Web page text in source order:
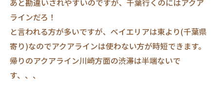
あと勘違いされやすいのですが、千葉行くのにはアクア
ラインだろ！
と言われる方が多いですが、ベイエリアは東より(千葉県
寄り)なのでアクアラインは使わない方が時短できます。
帰りのアクアライン川崎方面の渋滞は半端ないで
す、、、